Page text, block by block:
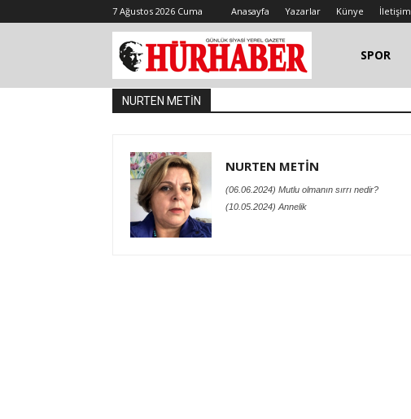
7 Ağustos 2026 Cuma Anasayfa Yazarlar Künye İletişim
SPOR
NURTEN METİN
NURTEN METİN
(06.06.2024) Mutlu olmanın sırrı nedir?
(10.05.2024) Annelik